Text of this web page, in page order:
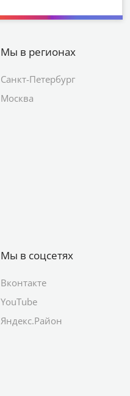
Мы в регионах
Санкт-Петербург
Москва
Мы в соцсетях
Вконтакте
YouTube
Яндекс.Район